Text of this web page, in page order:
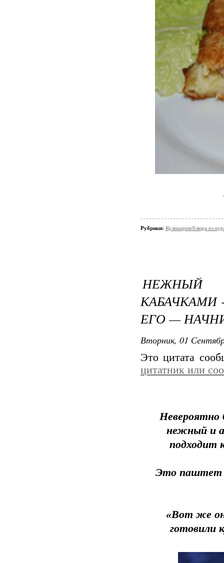
Рубрики: Кулинария/блюда из
НЕЖНЫЙ
ЕГО —
Вторник, 01
Это цитата
цитатник или
Невероятно
нежный и
подходит
Это паштет
«Вот же
готовили